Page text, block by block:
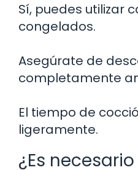
Sí, puedes utilizar
congelados.
Asegúrate de
completamente
El tiempo de
ligeramente.
¿Es